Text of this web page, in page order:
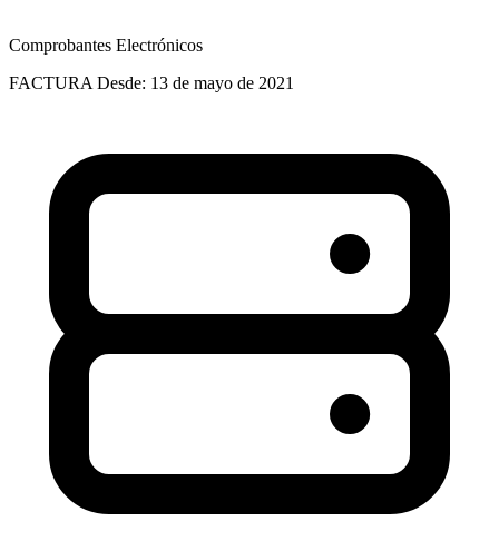
Comprobantes Electrónicos
FACTURA Desde: 13 de mayo de 2021